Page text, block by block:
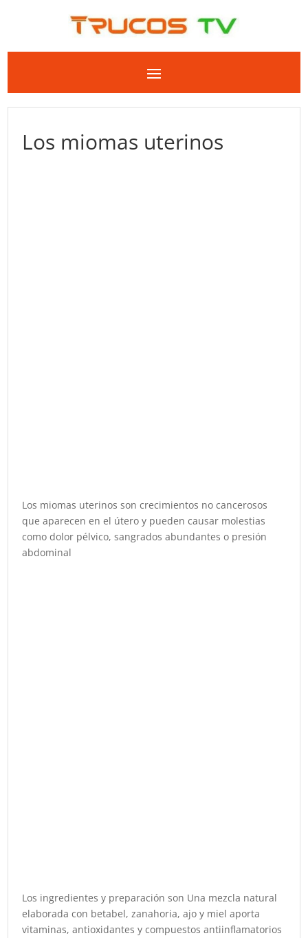
Los miomas uterinos
Los miomas uterinos son crecimientos no cancerosos
que aparecen en el útero y pueden causar molestias
como dolor pélvico, sangrados abundantes o presión
abdominal
Los ingredientes y preparación son Una mezcla natural
elaborada con betabel, zanahoria, ajo y miel aporta
vitaminas, antioxidantes y compuestos antiinflamatorios